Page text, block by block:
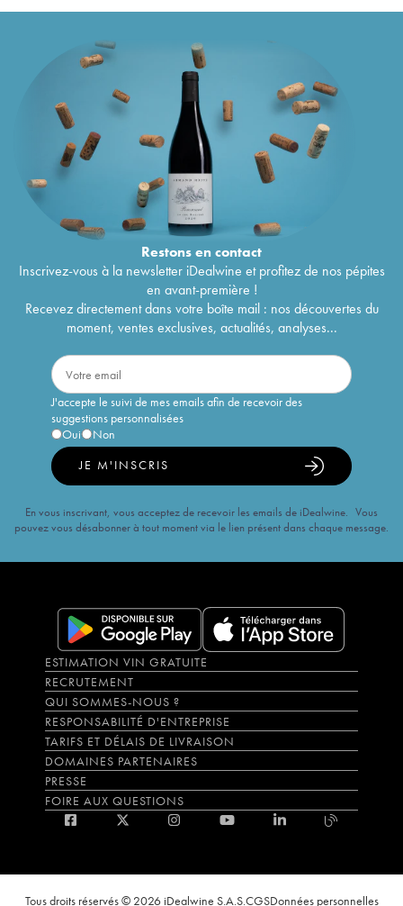
Restons encontact
Inscrivez-vous à la newsletter iDealwine et profitez de nos pépites
en avant-première !
Recevez directement dans votre boîte mail : nos découvertes du
moment, ventes exclusives, actualités, analyses...
J'accepte le suivi de mes emails afin de recevoir des
suggestions personnalisées
Oui
Non
JE M'INSCRIS
En vous inscrivant, vous acceptez de recevoir les emails de iDealwine. Vous
pouvez vous désabonner à tout moment via le lien présent dans chaque message.
ESTIMATION VIN GRATUITE
RECRUTEMENT
QUI SOMMES-NOUS ?
RESPONSABILITÉ D'ENTREPRISE
TARIFS ET DÉLAIS DE LIVRAISON
DOMAINES PARTENAIRES
PRESSE
FOIRE AUX QUESTIONS
Tous droits réservés © 2026 iDealwine S.A.S.CGSDonnées personnelles